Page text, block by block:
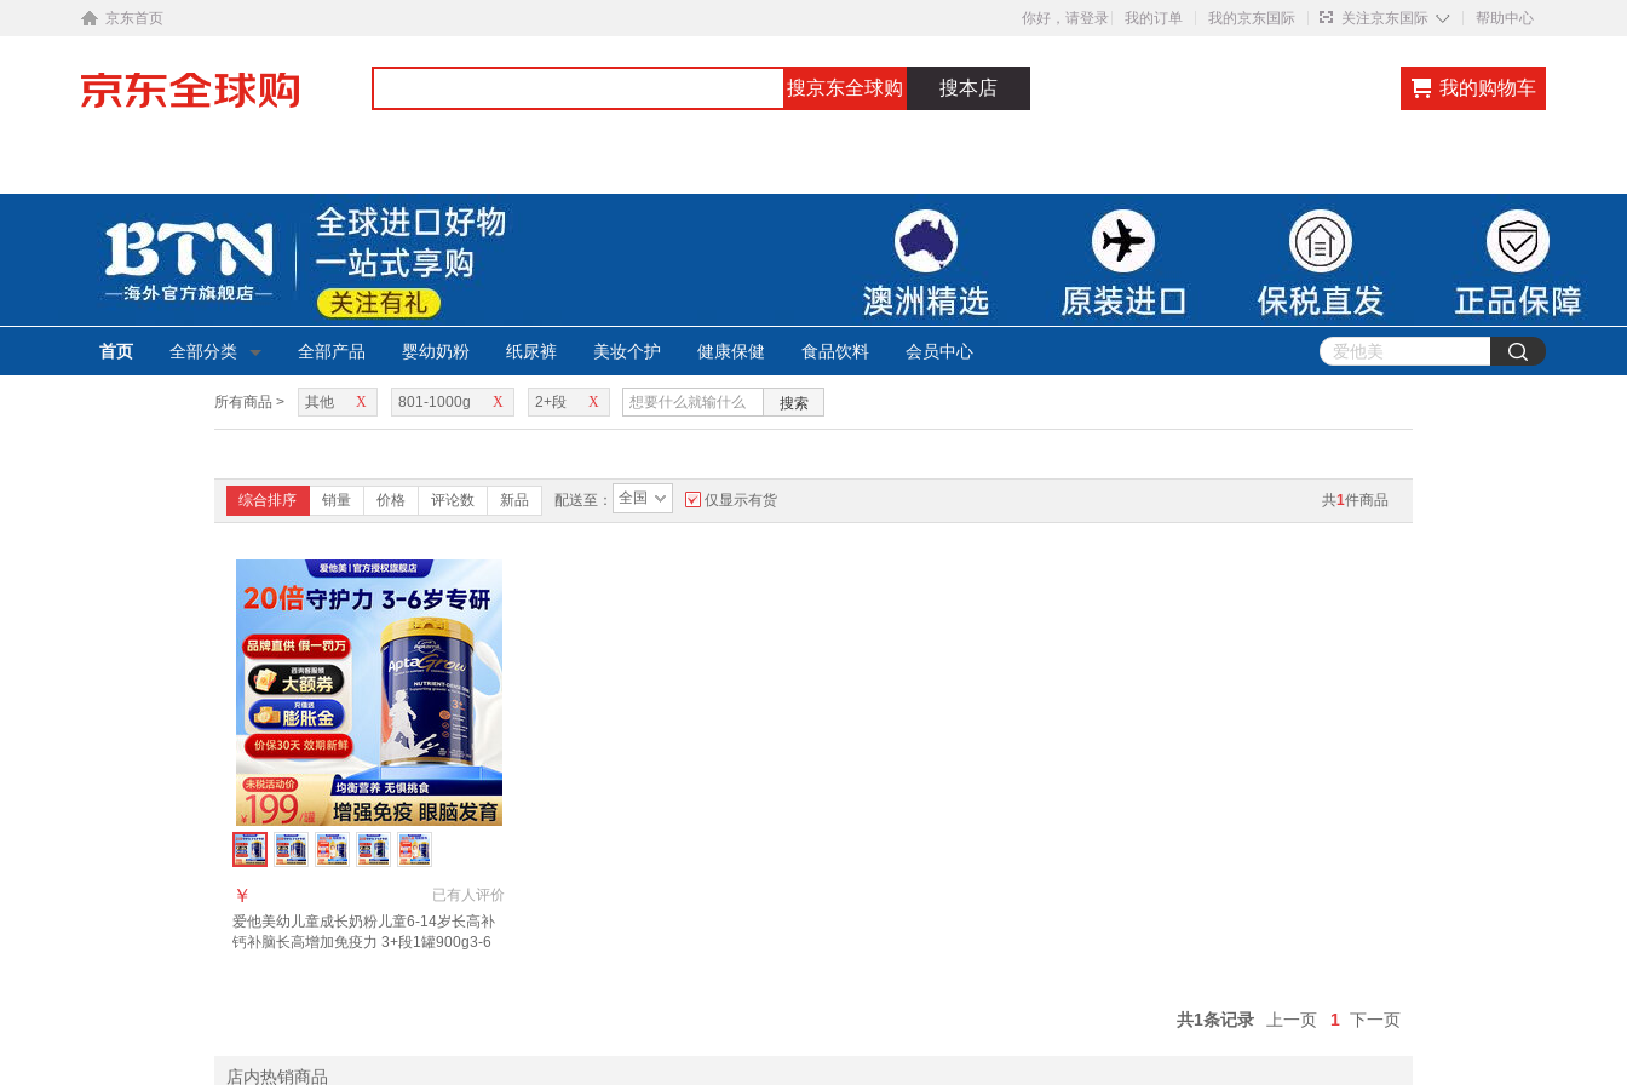
京东首页 你好，请登录 我的订单 我的京东国际 关注京东国际 ◇ 帮助中心
搜京东全球购 搜本店 我的购物车
首页 全部分类 全部产品 婴幼奶粉 纸尿裤 美妆个护 健康保健 食品饮料 会员中心
所有商品 > X
其他 X
801-1000g X
2+段 搜索
共1件商品
综合排序 销量 价格 评论数 新品 配送至： 全国 仅显示有货
已有人评价
￥
爱他美幼儿童成长奶粉儿童6-14岁长高补
钙补脑长高增加免疫力 3+段1罐900g3-6
共1条记录 上一页 1 下一页
店内热销商品